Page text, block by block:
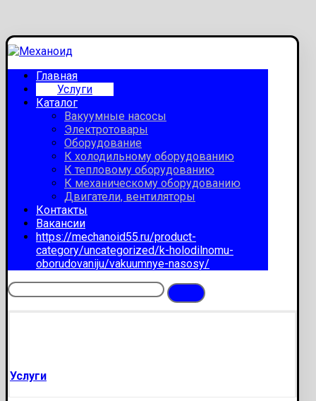
Главная
Услуги
Каталог
Вакуумные насосы
Электротовары
Оборудование
К холодильному оборудованию
К тепловому оборудованию
К механическому оборудованию
Двигатели, вентиляторы
Контакты
Вакансии
https://mechanoid55.ru/product-
category/uncategorized/k-holodilnomu-
oborudovaniju/vakuumnye-nasosy/
Услуги